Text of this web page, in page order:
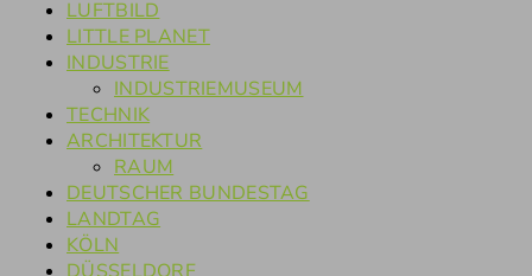
LUFTBILD
LITTLE PLANET
INDUSTRIE
INDUSTRIEMUSEUM
TECHNIK
ARCHITEKTUR
RAUM
DEUTSCHER BUNDESTAG
LANDTAG
KÖLN